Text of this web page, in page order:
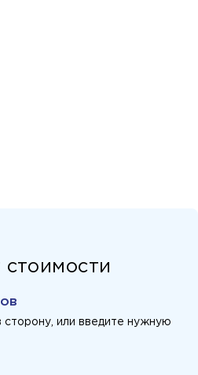
стоимости
сторону, или введите нужную